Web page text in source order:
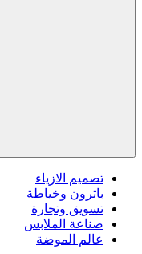
تصميم الازياء
باترون وخياطة
تسويق وتجارة
صناعة الملابس
عالم الموضة